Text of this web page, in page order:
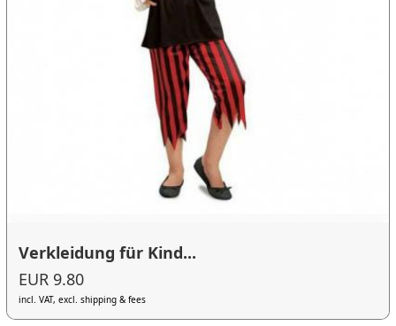
Verkleidung für Kind...
EUR 9.80
incl. VAT, excl. shipping & fees